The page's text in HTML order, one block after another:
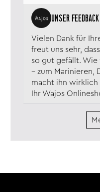
Vielen Dank für
freut uns sehr,
so gut gefällt. Wie
– zum Marinieren,
macht ihn wirklich
Ihr Wajos